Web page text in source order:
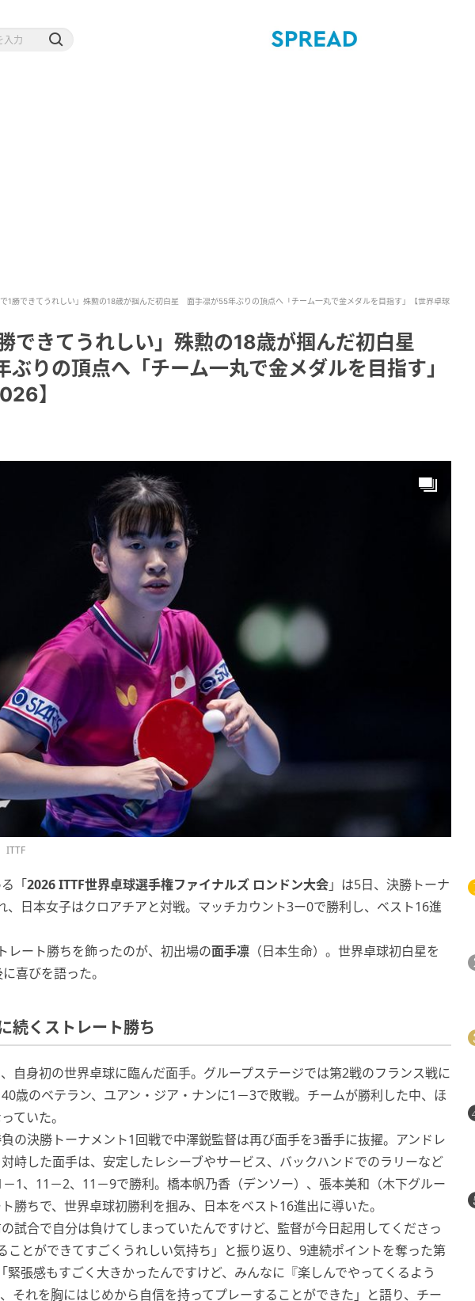
で1勝できてうれしい」殊勲の18歳が掴んだ初白星 面手凛が55年ぶりの頂点へ「チーム一丸で金メダルを目指す」【世界卓球
勝できてうれしい」殊勲の18歳が掴んだ初白星
ぶりの頂点へ「チーム一丸で金メダルを目指す」
】
ITTF
「2026 ITTF世界卓球選手権ファイナルズ ロンドン大会」は5日、決勝トーナ
、日本女子はクロアチアと対戦。マッチカウント3ー0で勝利し、ベスト16進
レート勝ちを飾ったのが、初出場の面手凛 （日本生命）。世界卓球初白星を
喜びを語った。
続くストレート勝ち
自身初の世界卓球に臨んだ面手。グループステージでは第2戦のフランス戦に
歳のベテラン、ユアン・ジア・ナンに1－3で敗戦。チームが勝利した中、ほ
ていた。
の決勝トーナメント1回戦で中澤鋭監督は再び面手を3番手に抜擢。アンドレ
峙した面手は、安定したレシーブやサービス、バックハンドでのラリーなど
1、11－2、11－9で勝利。橋本帆乃香（デンソー）、張本美和（木下グルー
勝ちで、世界卓球初勝利を掴み、日本をベスト16進出に導いた。
試合で自分は負けてしまっていたんですけど、監督が今日起用してくださっ
ことができてすごくうれしい気持ち」と振り返り、9連続ポイントを奪った第
緊張感もすごく大きかったんですけど、みんなに『楽しんでやってくるよう
それを胸にはじめから自信を持ってプレーすることができた」と語り、チー